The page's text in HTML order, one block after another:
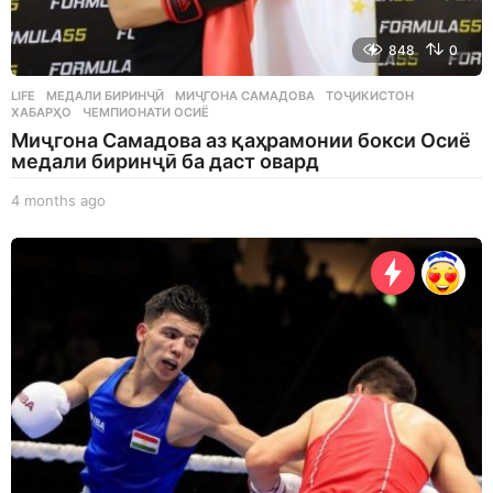
848 0
LIFE МЕДАЛИ БИРИНҶӢ ,МИҶГОНА САМАДОВА ,ТОҶИКИСТОН
ХАБАРҲО
,ЧЕМПИОНАТИ ОСИЁ
Миҷгона Самадова аз қаҳрамонии бокси Осиё
медали биринҷӣ ба даст овард
4 months ago
o
g
o